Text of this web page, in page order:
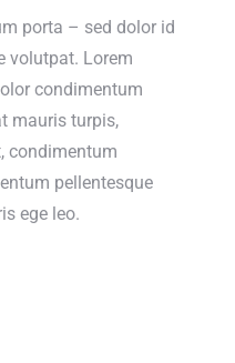
porta – sed dolor id
volutpat. Lorem
condimentum
mauris turpis,
condimentum
pellentesque
ege leo.